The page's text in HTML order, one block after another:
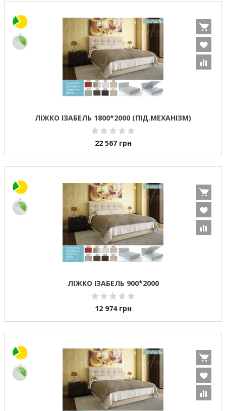
ЛІЖКО ІЗАБЕЛЬ 1800*2000 (ПІД.МЕХАНІЗМ)
22 567 грн
ЛІЖКО ІЗАБЕЛЬ 900*2000
12 974 грн